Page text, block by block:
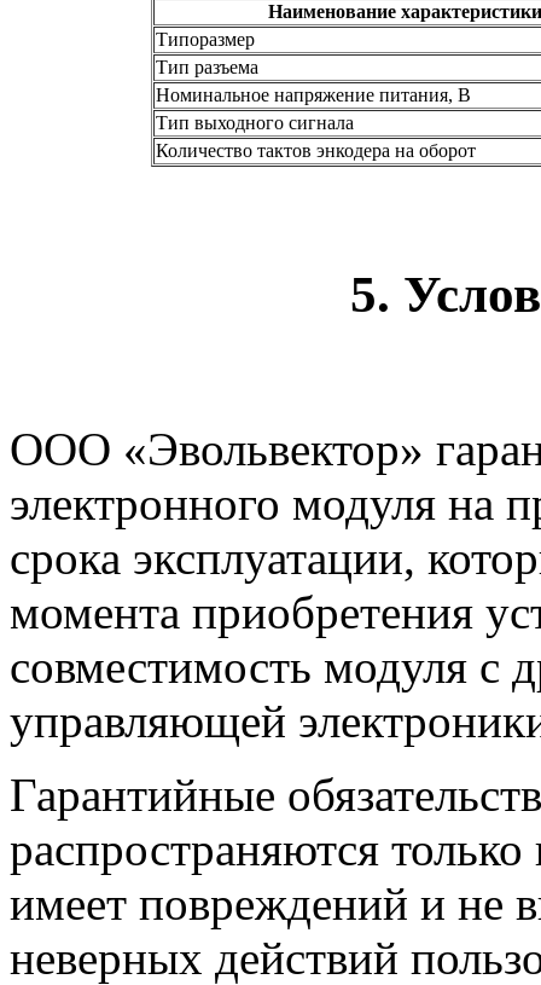
Наименование характеристики
Типоразмер
Тип разъема
Номинальное напряжение питания, В
Тип выходного сигнала
Количество тактов энкодера на оборот
5.
ООО «Эвольвектор»
электронного модуля на
срока эксплуатации,
момента приобретения
совместимость модуля с
управляющей
Гарантийные
распространяются
имеет повреждений и не
неверных действий